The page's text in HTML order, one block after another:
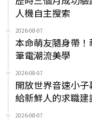
人機自主搜索
2026-08-07
本命萌友隨身帶
筆電潮流美學
2026-08-07
開放世界音速小子
給新鮮人的求職建
2026-08-07